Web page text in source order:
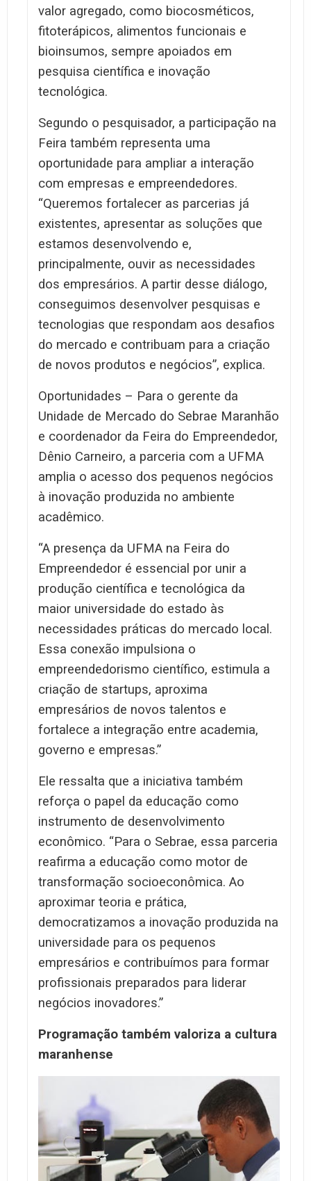
valor agregado, como biocosméticos,
fitoterápicos, alimentos funcionais e
bioinsumos, sempre apoiados em
pesquisa científica e inovação
tecnológica.
Segundo o pesquisador, a participação na
Feira também representa uma
oportunidade para ampliar a interação
com empresas e empreendedores.
“Queremos fortalecer as parcerias já
existentes, apresentar as soluções que
estamos desenvolvendo e,
principalmente, ouvir as necessidades
dos empresários. A partir desse diálogo,
conseguimos desenvolver pesquisas e
tecnologias que respondam aos desafios
do mercado e contribuam para a criação
de novos produtos e negócios”, explica.
Oportunidades – Para o gerente da
Unidade de Mercado do Sebrae Maranhão
e coordenador da Feira do Empreendedor,
Dênio Carneiro, a parceria com a UFMA
amplia o acesso dos pequenos negócios
à inovação produzida no ambiente
acadêmico.
“A presença da UFMA na Feira do
Empreendedor é essencial por unir a
produção científica e tecnológica da
maior universidade do estado às
necessidades práticas do mercado local.
Essa conexão impulsiona o
empreendedorismo científico, estimula a
criação de startups, aproxima
empresários de novos talentos e
fortalece a integração entre academia,
governo e empresas.”
Ele ressalta que a iniciativa também
reforça o papel da educação como
instrumento de desenvolvimento
econômico. “Para o Sebrae, essa parceria
reafirma a educação como motor de
transformação socioeconômica. Ao
aproximar teoria e prática,
democratizamos a inovação produzida na
universidade para os pequenos
empresários e contribuímos para formar
profissionais preparados para liderar
negócios inovadores.”
Programação também valoriza a cultura
maranhense